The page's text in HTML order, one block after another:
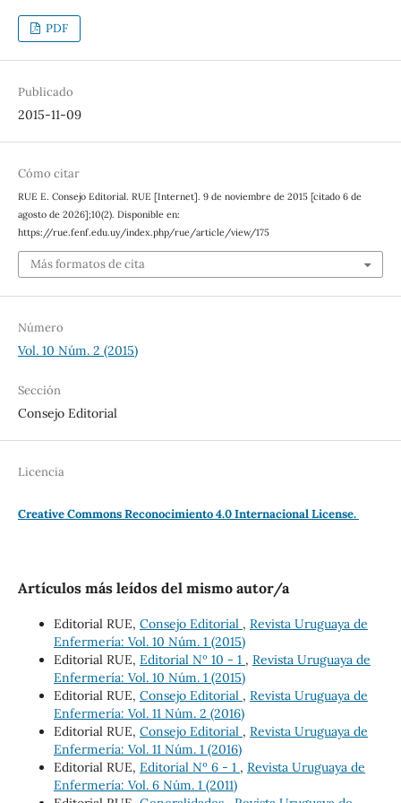
PDF
Publicado
2015-11-09
Cómo citar
RUE E. Consejo Editorial. RUE [Internet]. 9 de noviembre de 2015 [citado 6 de
agosto de 2026];10(2). Disponible en:
https://rue.fenf.edu.uy/index.php/rue/article/view/175
Más formatos de cita
Número
Vol. 10 Núm. 2 (2015)
Sección
Consejo Editorial
Licencia
Creative Commons Reconocimiento 4.0 Internacional License.
Artículos más leídos del mismo autor/a
Editorial RUE, Consejo Editorial , Revista Uruguaya de
Enfermería: Vol. 10 Núm. 1 (2015)
Editorial RUE, Editorial Nº 10 - 1 , Revista Uruguaya de
Enfermería: Vol. 10 Núm. 1 (2015)
Editorial RUE, Consejo Editorial , Revista Uruguaya de
Enfermería: Vol. 11 Núm. 2 (2016)
Editorial RUE, Consejo Editorial , Revista Uruguaya de
Enfermería: Vol. 11 Núm. 1 (2016)
Editorial RUE, Editorial Nº 6 - 1 , Revista Uruguaya de
Enfermería: Vol. 6 Núm. 1 (2011)